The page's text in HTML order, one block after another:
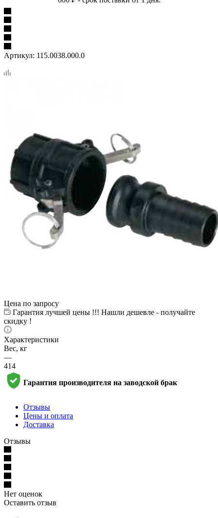
Артикул: 115.0038.000.0
Цена по запросу
Гарантия лучшей цены !!! Нашли дешевле - получайте
скидку !
Характеристики
Вес, кг
—
414
Гарантия производителя на заводской брак
Отзывы
Цены и оплата
Доставка
Отзывы
Нет оценок
Оставить отзыв